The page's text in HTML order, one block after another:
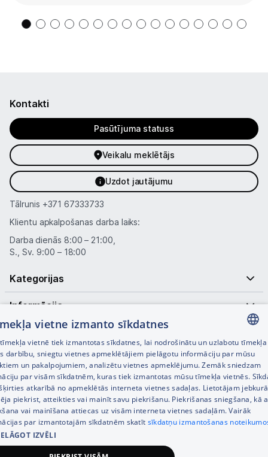
Kontakti
Pasūtījuma statuss
Veikalu meklētājs
Uzdot jautājumu
Tālrunis +371 67333733
Klientu apkalpošanas darba laiks:
Darba dienās 8:00 – 21:00,
S., Sv. 9:00 – 18:00
Kategorijas
Informācija
Noderīgas saites
© SIA Tet 2026 -
LATVIAN
RUSSIAN
ENGLISH
vietne izmanto sīkdatnes
vietnē tiek izmantotas sīkdatnes, lai nodrošinātu un uzlabotu tīmekļa
darbību, sniegtu vietnes apmeklētājiem pielāgotu informāciju par mūsu
un pakalpojumiem, analizētu vietnes apmeklējumu. Zemāk sniedzam
par visām sīkdatnēm, kuras tiek izmantotas mūsu tīmekļa vietnēs.
atkarībā no apmeklētās interneta vietnes sadaļas. Lietotājam
piekrist, atteikties vai mainīt savu piekrišanu. Piekrišanas sniegšana, kā
vai mainīšana attiecas uz visām interneta vietnes sadaļām. Vairāk
par izmantotajām sīkdatnēm skatīt sīkdatņu izmantošanas
IZVĒLI